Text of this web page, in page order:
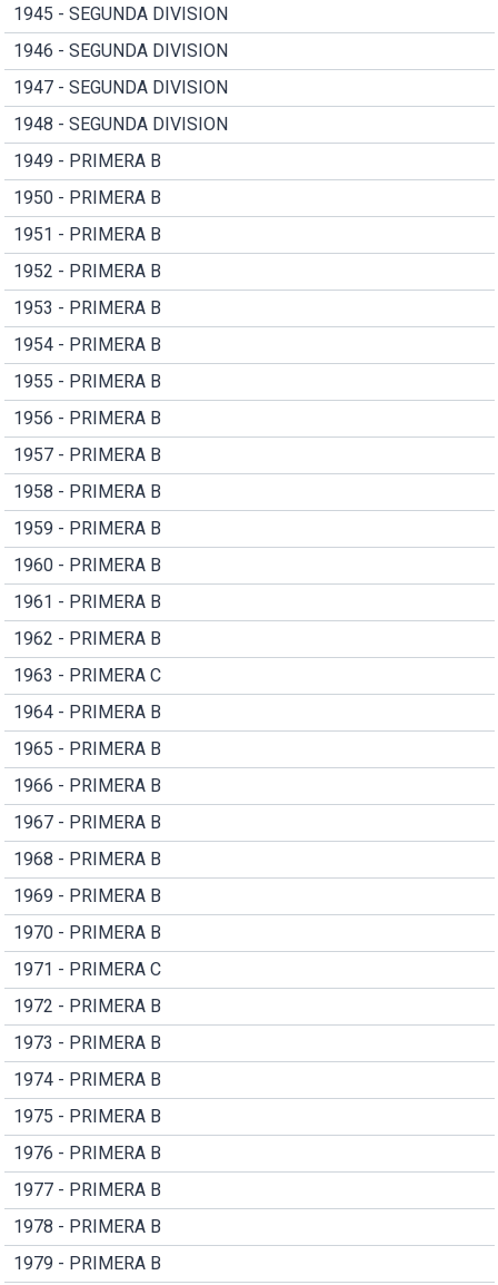
1945 - SEGUNDA DIVISION
1946 - SEGUNDA DIVISION
1947 - SEGUNDA DIVISION
1948 - SEGUNDA DIVISION
1949 - PRIMERA B
1950 - PRIMERA B
1951 - PRIMERA B
1952 - PRIMERA B
1953 - PRIMERA B
1954 - PRIMERA B
1955 - PRIMERA B
1956 - PRIMERA B
1957 - PRIMERA B
1958 - PRIMERA B
1959 - PRIMERA B
1960 - PRIMERA B
1961 - PRIMERA B
1962 - PRIMERA B
1963 - PRIMERA C
1964 - PRIMERA B
1965 - PRIMERA B
1966 - PRIMERA B
1967 - PRIMERA B
1968 - PRIMERA B
1969 - PRIMERA B
1970 - PRIMERA B
1971 - PRIMERA C
1972 - PRIMERA B
1973 - PRIMERA B
1974 - PRIMERA B
1975 - PRIMERA B
1976 - PRIMERA B
1977 - PRIMERA B
1978 - PRIMERA B
1979 - PRIMERA B